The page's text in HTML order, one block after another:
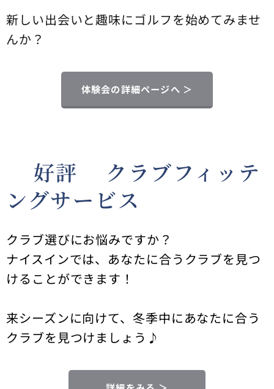
新しい出会いと趣味にゴルフを始めてみませ
んか？
体験会の詳細ページへ ＞
🌟好評🌟クラブフィッテ
ングサービス
クラブ選びにお悩みですか？
ナイスインでは、あなたに合うクラブを見つ
けることができます！
来シーズンに向けて、冬季中にあなたに合う
クラブを見つけましょう♪